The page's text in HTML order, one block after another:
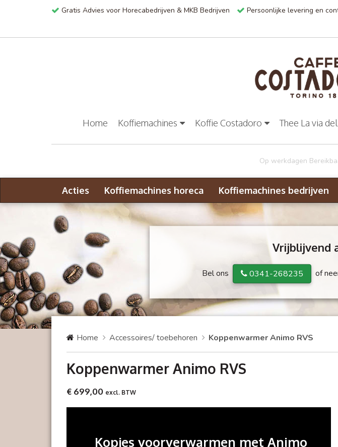
Gratis Advies voor Horecabedrijven & MKB Bedrijven Persoonlijke levering en
Home Koffiemachines Koffie Costadoro Thee La via
Op werkdagen
Acties Koffiemachines horeca Koffiemachines bedrijven
Vrijblijvend
Bel ons 0341-268235 of
Home Accessoires/ toebehoren Koppenwarmer Animo RVS
Koppenwarmer Animo RVS
€ 699,00 excl. BTW
Kopjes voorverwarmen met Animo